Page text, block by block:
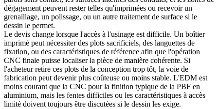
dégagement peuvent rester telles qu'imprimées ou recevoir un
grenaillage, un polissage, ou un autre traitement de surface si le
dessin le permet.
Le devis change lorsque l'accès à l'usinage est difficile. Un boîtier
imprimé peut nécessiter des plots sacrificiels, des languettes de
fixation, ou des caractéristiques de référence afin que l'opération
CNC finale puisse localiser la pièce de manière cohérente. Si
l'acheteur retire ces plots de la conception trop tôt, la voie de
fabrication peut devenir plus coûteuse ou moins stable. L'EDM est
moins courant que la CNC pour la finition typique de la PBF en
aluminium, mais les fentes difficiles ou les caractéristiques à accès
limité doivent toujours être discutées si le dessin les exige.